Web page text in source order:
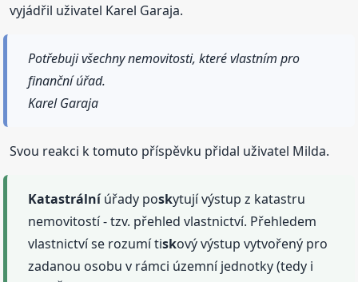
vyjádřil uživatel Karel Garaja.
Potřebuji všechny nemovitosti, které vlastním pro
finanční úřad.
Karel Garaja
Svou reakci k tomuto příspěvku přidal uživatel Milda.
Katastrálníúřady poskytují výstup z katastru
nemovitostí - tzv. přehled vlastnictví. Přehledem
vlastnictví se rozumí tiskový výstup vytvořený pro
zadanou osobu v rámci územní jednotky (tedy i